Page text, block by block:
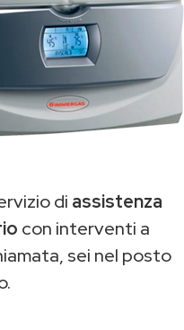
di assistenza
con interventi a
sei nel posto